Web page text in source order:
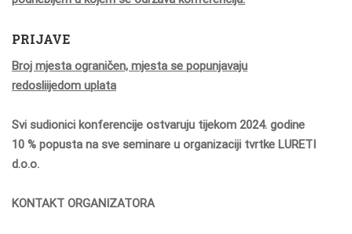
PRIJAVE
Broj mjesta ograničen, mjesta se popunjavaju
redosliijedom uplata
Svi sudionici konferencije ostvaruju tijekom 2024. godine
10 % popusta na sve seminare u organizaciji tvrtke LURETI
d.o.o.
KONTAKT ORGANIZATORA